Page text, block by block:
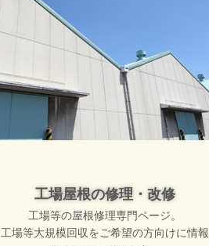
工場屋根の修理・改修
工場等の屋根修理専門ページ。
工場等大規模回収をご希望の方向けに情報